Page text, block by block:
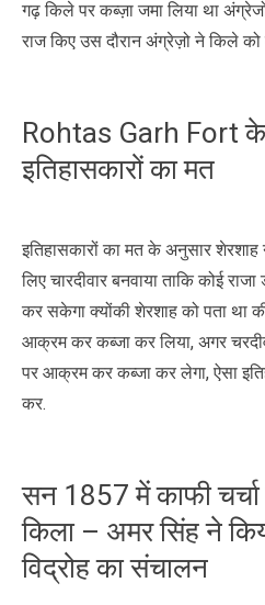
गढ़ किले पर कब्ज़ा जमा लिया था
राज किए उस दौरान अंग्रेज़ो ने किले को
Rohtas Garh Fort के
इतिहासकारों का मत
इतिहासकारों का मत के अनुसार
लिए चारदीवार बनवाया ताकि कोई
कर सकेगा क्योंकी शेरशाह को पता था
आक्रम कर कब्जा कर लिया, अगर
पर आक्रम कर कब्जा कर लेगा, ऐसा
कर.
सन 1857 में काफी
किला – अमर सिंह ने
विद्रोह का संचालन